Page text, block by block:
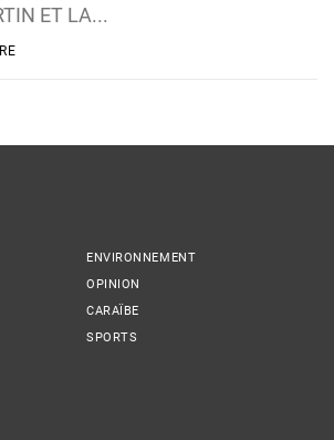
ET LA...
ENVIRONNEMENT
OPINION
CARAÏBE
SPORTS